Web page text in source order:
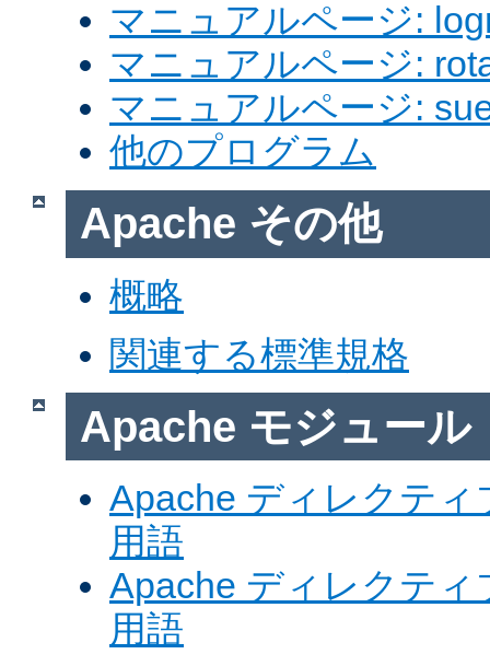
マニュアルページ:
マニュアルページ:
マニュアルページ:
他のプログラム
Apache その他
概略
関連する標準規格
Apache モジュール
Apache ディレクテ
用語
Apache ディレクテ
用語